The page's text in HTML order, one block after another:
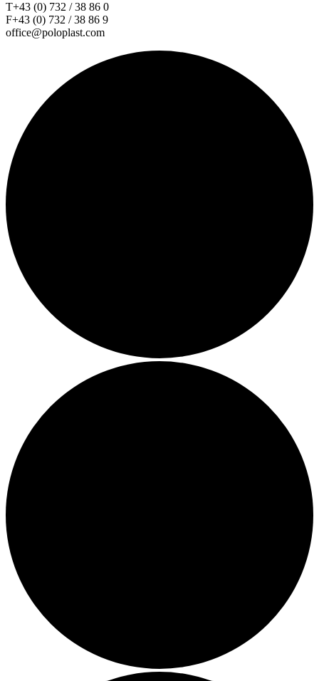
T+43 (0) 732 / 38 86 0
F+43 (0) 732 / 38 86 9
office@poloplast.com